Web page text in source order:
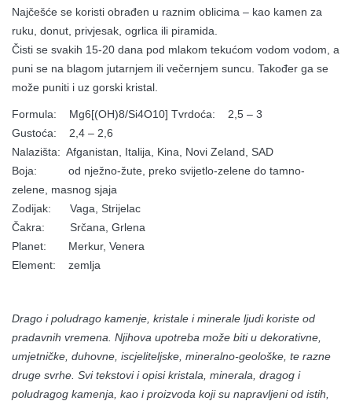
Najčešće se koristi obrađen u raznim oblicima – kao kamen za
ruku, donut, privjesak, ogrlica ili piramida.
Čisti se svakih 15-20 dana pod mlakom tekućom vodom vodom, a
puni se na blagom jutarnjem ili večernjem suncu. Također ga se
može puniti i uz gorski kristal.
Formula: Mg6[(OH)8/Si4O10] Tvrdoća: 2,5 – 3
Gustoća: 2,4 – 2,6
Nalazišta: Afganistan, Italija, Kina, Novi Zeland, SAD
Boja: od nježno-žute, preko svijetlo-zelene do tamno-
zelene, masnog sjaja
Zodijak: Vaga, Strijelac
Čakra: Srčana, Grlena
Planet: Merkur, Venera
Element: zemlja
Drago i poludrago kamenje, kristale i minerale ljudi koriste od
pradavnih vremena. Njihova upotreba može biti u dekorativne,
umjetničke, duhovne, iscjeliteljske, mineralno-geološke, te razne
druge svrhe. Svi tekstovi i opisi kristala, minerala, dragog i
poludragog kamenja, kao i proizvoda koji su napravljeni od istih,